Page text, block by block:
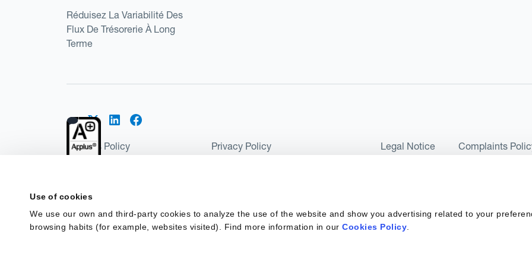
Use of cookies
We use our own and third-party cookies to analyze the use of the website and show you advertising related to your
browsing habits (for example, websites visited). Find more information in ourCookies Policy
Réduisez La Variabilité Des
Flux De Trésorerie À Long
Terme
Cookies Policy
Privacy Policy
Legal Notice
Complaints
©2026 Kantox.com
Institution under the Payment Services Regulations 2017. Kantox European Union SL is a Spanish private company with
Spain as a Payment Institution with registration number 6890 and supervised by SEPBLAC, the Supervisory Authority for